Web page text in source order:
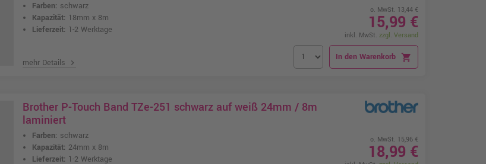
Farben: schwarz
Kapazität: 18mm x 8m
Lieferzeit: 1-2 Werktage
mehr Details chevron_right
o. MwSt. 13,44 €
15,99 €
inkl. MwSt. zzgl. Versand
In den Warenkorb shopping_cart
Brother P-Touch Band TZe-251 schwarz auf weiß 24mm / 8m
laminiert
Farben: schwarz
Kapazität: 24mm x 8m
Lieferzeit: 1-2 Werktage
o. MwSt. 15,96 €
18,99 €